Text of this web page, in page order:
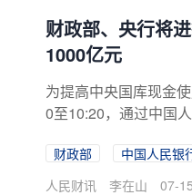
财政部、央行将
1000亿元
为提高中央国库现金
0至10:20，通过中国
财政部 中国人民银
人民财讯
李在山 07-